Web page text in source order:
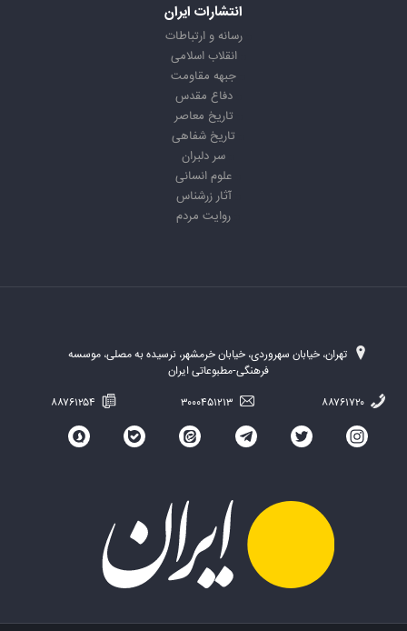
انتشارات ایران
رسانه و ارتباطات
انقلاب اسلامی
جبهه مقاومت
دفاع مقدس
تاریخ معاصر
تاریخ شفاهی
سر دلبران
علوم انسانی
آثار زرشناس
روایت مردم
تهران، خیابان سهروردی، خیابان خرمشهر، نرسیده به مصلی، موسسه
فرهنگی-مطبوعاتی ایران